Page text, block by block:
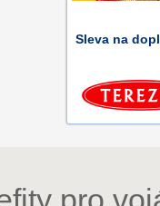
Sleva na